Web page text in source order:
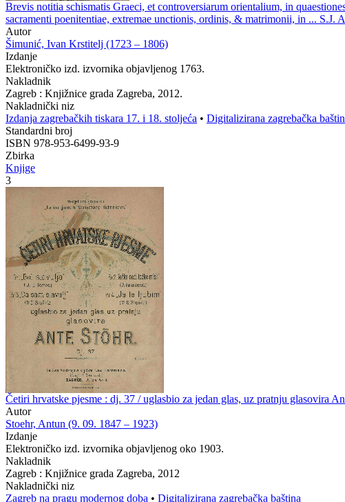
Brevis notitia schismatis Graeci, et controversiarum orientalium, in
sacramenti poenitentiae, extremae unctionis, ordinis, & matrimonii, in ... S.J.
Autor
Šimunić, Ivan Krstitelj (1723 – 1806)
Izdanje
Elektroničko izd. izvornika objavljenog 1763.
Nakladnik
Zagreb : Knjižnice grada Zagreba, 2012.
Nakladnički niz
Izdanja zagrebačkih tiskara 17. i 18. stoljeća • Digitalizirana zagrebačka
Standardni broj
ISBN 978-953-6499-93-9
Zbirka
Knjige
3
Četiri hrvatske pjesme : dj. 37 / uglasbio za jedan glas, uz pratnju glasovira
Autor
Stoehr, Antun (9. 09. 1847 – 1923)
Izdanje
Elektroničko izd. izvornika objavljenog oko 1903.
Nakladnik
Zagreb : Knjižnice grada Zagreba, 2012
Nakladnički niz
Zagreb na pragu modernog doba • Digitalizirana zagrebačka baština